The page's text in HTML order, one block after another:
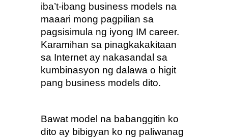
iba’t-ibang business models na
maaari mong pagpilian sa
pagsisimula ng iyong IM career.
Karamihan sa pinagkakakitaan
sa Internet ay nakasandal sa
kumbinasyon ng dalawa o higit
pang business models dito.
Bawat model na babanggitin ko
dito ay bibigyan ko ng paliwanag